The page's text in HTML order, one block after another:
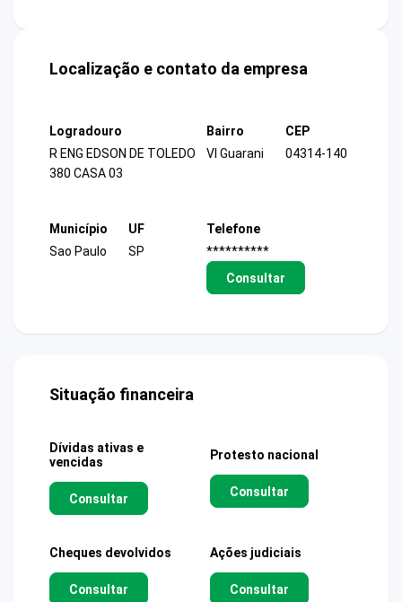
Localização e contato da empresa
Logradouro
R ENG EDSON DE TOLEDO
380 CASA 03
Bairro
Vl Guarani
CEP
04314-140
Município
Sao Paulo
UF
SP
Telefone
**********
Consultar
Situação financeira
Dívidas ativas e
vencidas
Consultar
Protesto nacional
Consultar
Cheques devolvidos
Consultar
Ações judiciais
Consultar